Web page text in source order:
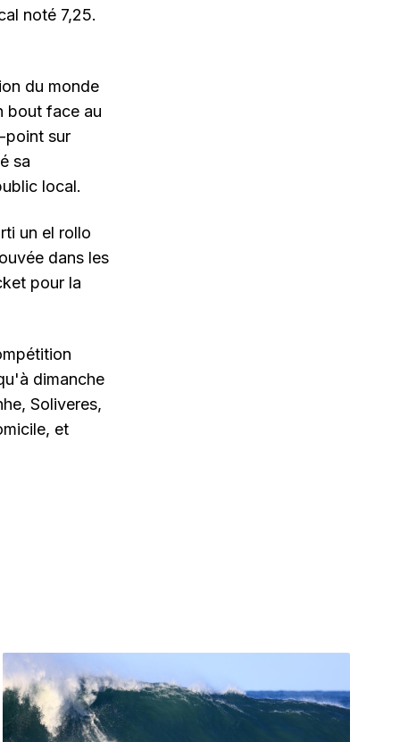
noté 7,25.
du monde
bout face au
point sur
sa
local.
un el rollo
dans les
pour la
dimanche
Soliveres,
et